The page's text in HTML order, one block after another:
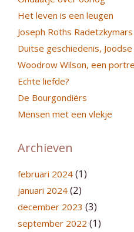
Het leven is een leugen
Joseph Roths Radetzkymars
Duitse geschiedenis,
Woodrow Wilson, een
Echte liefde?
De Bourgondiërs
Mensen met een vlekje
Archieven
februari 2024 (1)
januari 2024 (2)
december 2023 (3)
september 2022 (1)